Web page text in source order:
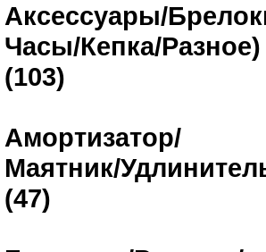
Аксессуары/
Часы/Кепка/Разное)
(103)
Амортизатор/
Маятник/
(47)